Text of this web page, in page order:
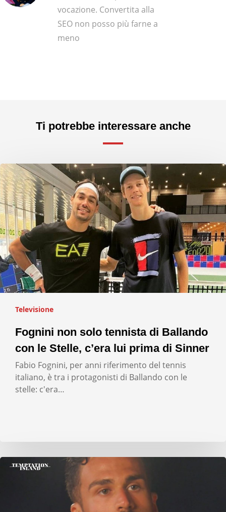
vocazione. Convertita alla
SEO non posso più farne a
meno
Ti potrebbe interessare anche
Televisione
Fognini non solo tennista di Ballando
con le Stelle, c’era lui prima di Sinner
Fabio Fognini, per anni riferimento del tennis
italiano, è tra i protagonisti di Ballando con le
stelle: c'era…